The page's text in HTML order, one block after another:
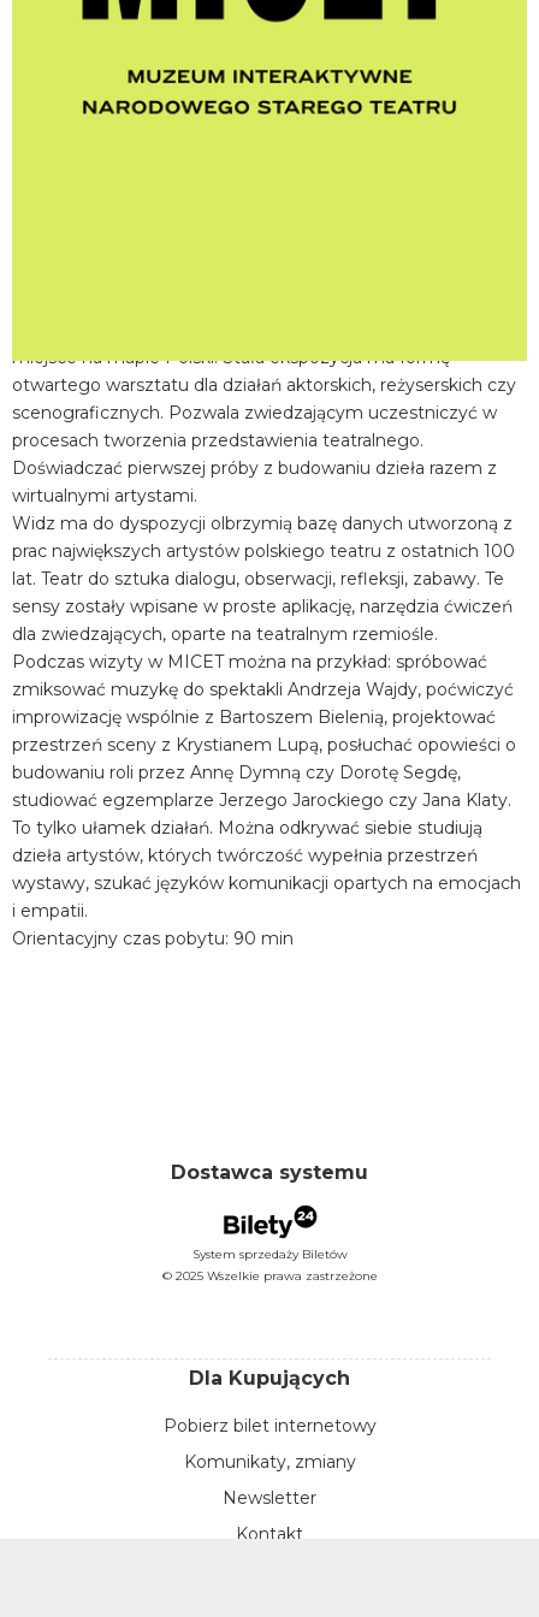
Kraków
data i godzina:
12.06.2026, g. 16:45
miejsce na mapie Polski. Stała ekspozycja ma formę
otwartego warsztatu dla działań aktorskich, reżyserskich czy
scenograficznych. Pozwala zwiedzającym uczestniczyć w
procesach tworzenia przedstawienia teatralnego.
Doświadczać pierwszej próby z budowaniu dzieła razem z
wirtualnymi artystami.
Widz ma do dyspozycji olbrzymią bazę danych utworzoną z
prac największych artystów polskiego teatru z ostatnich 100
lat. Teatr do sztuka dialogu, obserwacji, refleksji, zabawy. Te
sensy zostały wpisane w proste aplikację, narzędzia ćwiczeń
dla zwiedzających, oparte na teatralnym rzemiośle.
Podczas wizyty w MICET można na przykład: spróbować
zmiksować muzykę do spektakli Andrzeja Wajdy, poćwiczyć
improwizację wspólnie z Bartoszem Bielenią, projektować
przestrzeń sceny z Krystianem Lupą, posłuchać opowieści o
budowaniu roli przez Annę Dymną czy Dorotę Segdę,
studiować egzemplarze Jerzego Jarockiego czy Jana Klaty.
To tylko ułamek działań. Można odkrywać siebie studiują
dzieła artystów, których twórczość wypełnia przestrzeń
wystawy, szukać języków komunikacji opartych na emocjach
i empatii.
Orientacyjny czas pobytu: 90 min
Dostawca systemu
System sprzedaży Biletów
© 2025 Wszelkie prawa zastrzeżone
Dla Kupujących
Pobierz bilet internetowy
Komunikaty, zmiany
Newsletter
Kontakt